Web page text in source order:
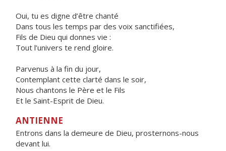
Oui, tu es digne d’être chanté
Dans tous les temps par des voix sanctifiées,
Fils de Dieu qui donnes vie :
Tout l’univers te rend gloire.
Parvenus à la fin du jour,
Contemplant cette clarté dans le soir,
Nous chantons le Père et le Fils
Et le Saint-Esprit de Dieu.
ANTIENNE
Entrons dans la demeure de Dieu, prosternons-nous
devant lui.